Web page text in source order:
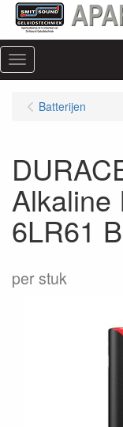
Menu
Batterijen
Alkaline
6LR61
per stuk